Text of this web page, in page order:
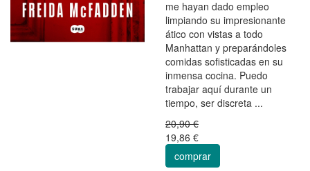
me hayan dado empleo
limpiando su impresionante
ático con vistas a todo
Manhattan y preparándoles
comidas sofisticadas en su
inmensa cocina. Puedo
trabajar aquí durante un
tiempo, ser discreta ...
20,90 €
19,86 €
comprar